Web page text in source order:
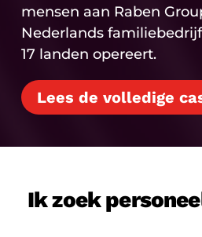
mensen aan Raben
Nederlands
17 landen opereert.
Lees de volledige
Ik zoek